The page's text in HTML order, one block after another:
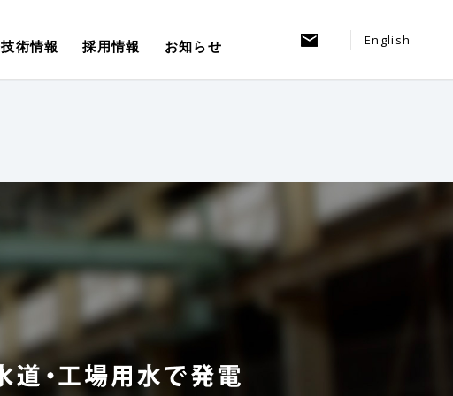
技術情報 採用情報 お知らせ English